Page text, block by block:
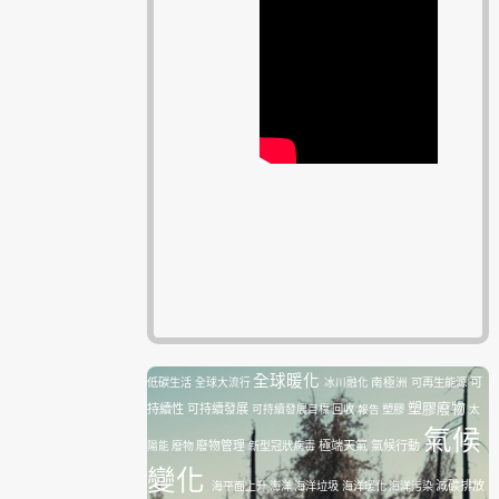
低碳生活 全球大流行 全球暖化 冰川融化 南極洲 可再生能源可
持續性 可持續發展 可持續發展目標回收報告 塑膠 塑膠廢物太
陽能廢物廢物管理新型冠狀病毒極端天氣 氣候行動氣候
變化
海平面上升海洋海洋垃圾 海洋暖化海洋污染減碳排放